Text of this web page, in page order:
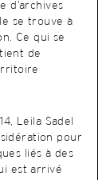
d’archives
se trouve à
Ce qui se
de
Leila Sadel
pour
liés à des
est arrivé